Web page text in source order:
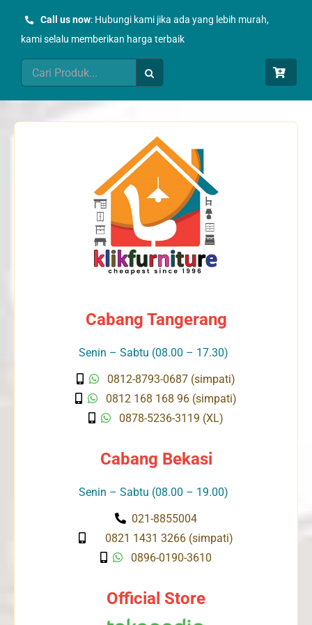
Call us now: Hubungi kami jika ada yang lebih murah,
kami selalu memberikan harga terbaik
Search
for:
Cabang Tangerang
Senin – Sabtu (08.00 – 17.30)
0812-8793-0687 (simpati)
0812 168 168 96 (simpati)
0878-5236-3119 (XL)
Cabang Bekasi
Senin – Sabtu (08.00 – 19.00)
021-8855004
0821 1431 3266 (simpati)
0896-0190-3610
Official Store